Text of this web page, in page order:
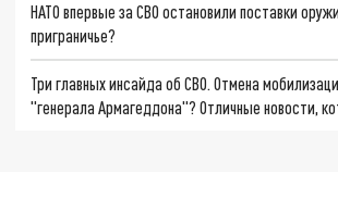
НАТО впервые за СВО остановили поставки
приграничье?
Три главных инсайда об СВО. Отмена
"генерала Армагеддона"? Отличные новости,